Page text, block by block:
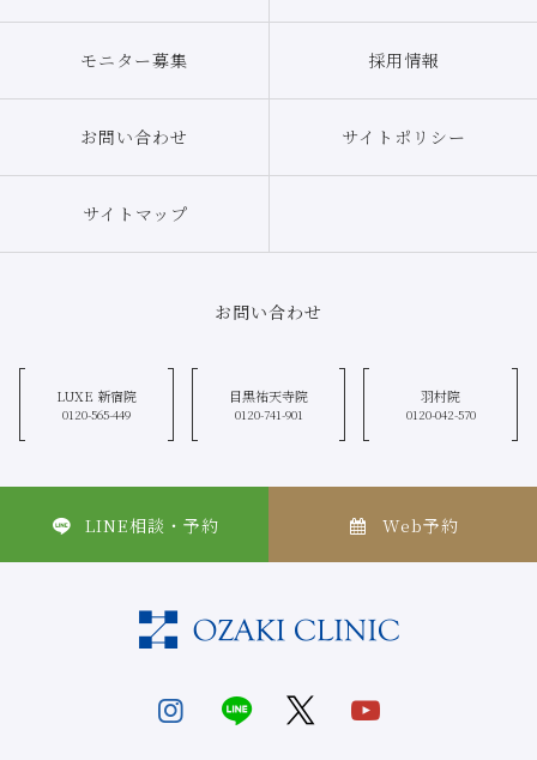
モニター募集 採用情報
お問い合わせ サイトポリシー
サイトマップ
LINE相談・予約 Web予約
お問い合わせ
LUXE 新宿院
0120-565-449
目黒祐天寺院
0120-741-901
羽村院
0120-042-570